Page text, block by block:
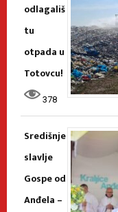
odlagališ
tu
otpada u
Totovcu!
378
Središnje
slavlje
Gospe od
Anđela –